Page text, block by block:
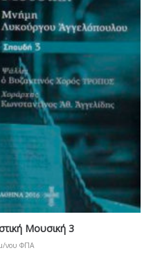
Μουσική 3
νου ΦΠΑ